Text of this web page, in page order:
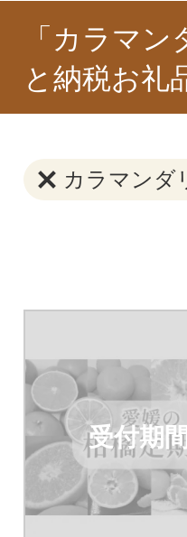
「カラマ
と納税お礼
カラマンダ
受付期